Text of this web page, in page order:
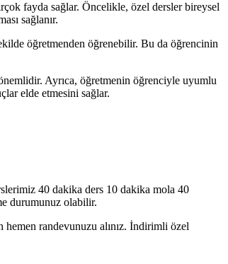
fayda sağlar. Öncelikle, özel dersler bireysel
sağlanır.
öğretmenden öğrenebilir. Bu da öğrencinin
Ayrıca, öğretmenin öğrenciyle uyumlu
elde etmesini sağlar.
40 dakika ders 10 dakika mola 40
durumunuz olabilir.
hemen randevunuzu alınız. İndirimli özel